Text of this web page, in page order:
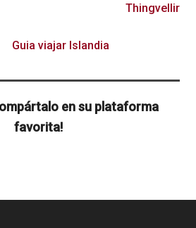
Thingvellir
en su plataforma
favorita!